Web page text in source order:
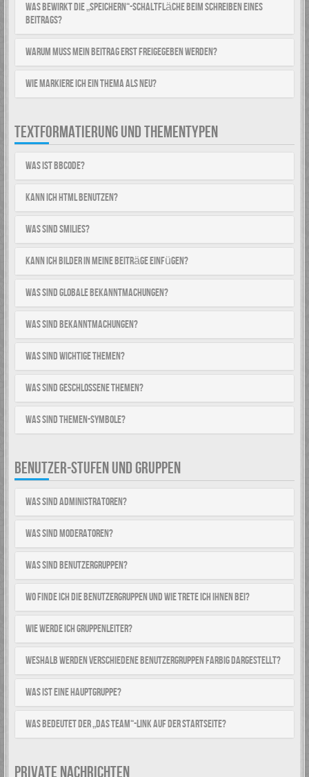
Was bewirkt die „Speichern“-Schaltfläche beim Schreiben eines
Beitrags?
Warum muss mein Beitrag erst freigegeben werden?
Wie markiere ich ein Thema als neu?
TEXTFORMATIERUNG UND THEMENTYPEN
Was ist BBCode?
Kann ich HTML benutzen?
Was sind Smilies?
Kann ich Bilder in meine Beiträge einfügen?
Was sind globale Bekanntmachungen?
Was sind Bekanntmachungen?
Was sind wichtige Themen?
Was sind geschlossene Themen?
Was sind Themen-Symbole?
BENUTZER-STUFEN UND GRUPPEN
Was sind Administratoren?
Was sind Moderatoren?
Was sind Benutzergruppen?
Wo finde ich die Benutzergruppen und wie trete ich ihnen bei?
Wie werde ich Gruppenleiter?
Weshalb werden verschiedene Benutzergruppen farbig dargestellt?
Was ist eine Hauptgruppe?
Was bedeutet der „Das Team“-Link auf der Startseite?
PRIVATE NACHRICHTEN